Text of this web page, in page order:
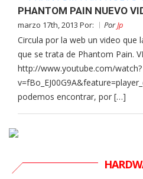
PHANTOM PAIN NUEVO
marzo 17th, 2013 Por: PorJp
Circula por la web un video que
que se trata de Phantom Pain.
http://www.youtube.com/watch?
podemos encontrar, por […]